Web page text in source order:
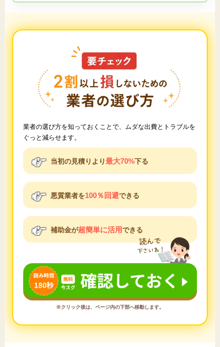
業者の選び方を知っておくことで、ムダな出費とトラブルを
ぐっと減らせます。
当初の見積りより最大70%下る
悪質業者を100％回避できる
補助金が超簡単に活用できる
※クリック後は、ページ内の下部へ移動します。